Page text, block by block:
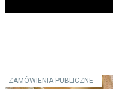
ZAMÓWIENIA PUBLICZNE